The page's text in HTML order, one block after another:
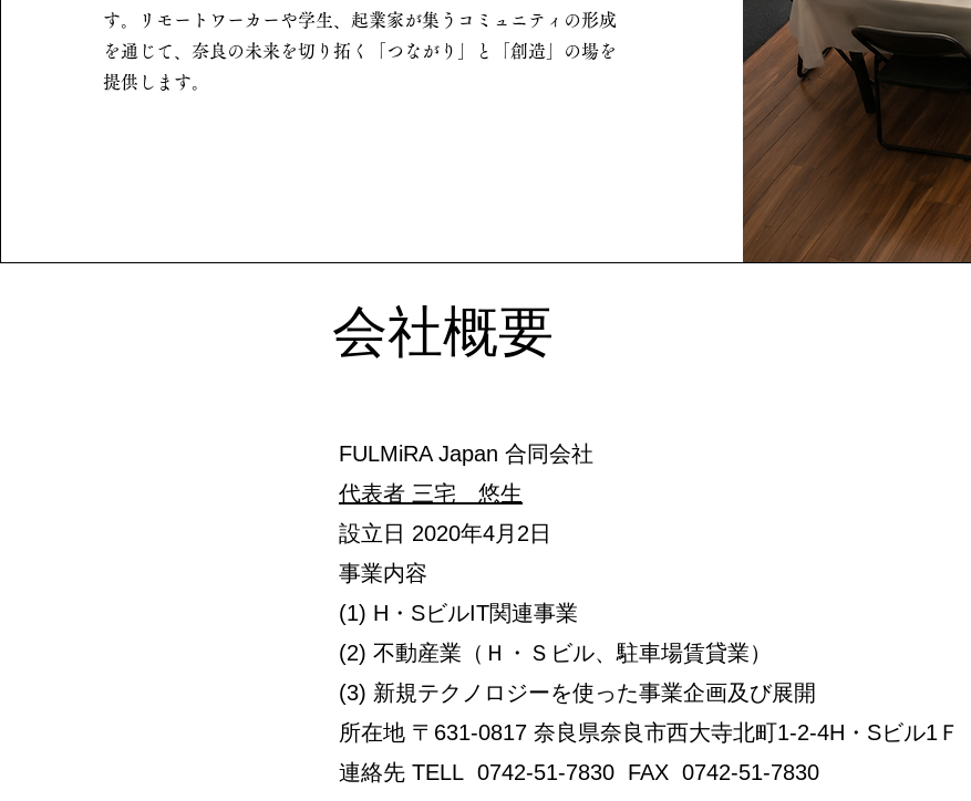
す。リモートワーカーや学生、起業家が集うコミュニティの形成
を通じて、奈良の未来を切り拓く「つながり」と「創造」の場を
提供します。
会社概要
​FULMiRA Japan 合同会社
代表者 三宅 悠生​
設立日 2020年4月2日
事業内容
(1) H・SビルIT関連事業
(2) 不動産業（Ｈ・Ｓビル、駐車場賃貸業）
(3) 新規テクノロジーを使った事業企画及び展開
所在地 〒631-0817 奈良県奈良市西大寺北町1-2-4H・Sビル1Ｆ
連絡先 TELL 0742-51-7830 FAX 0742-51-7830